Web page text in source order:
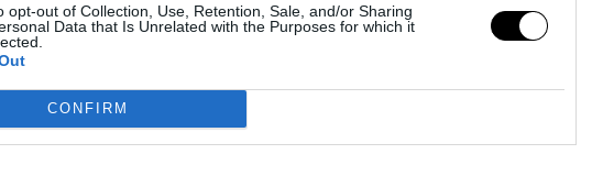
opt-out of Collection, Use, Retention, Sale, and/or Sharing
Data that Is Unrelated with the Purposes for which it
CONFIRM
può aiutare